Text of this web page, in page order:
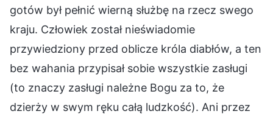
gotów był pełnić wierną służbę na rzecz swego
kraju. Człowiek został nieświadomie
przywiedziony przed oblicze króla diabłów, a ten
bez wahania przypisał sobie wszystkie zasługi
(to znaczy zasługi należne Bogu za to, że
dzierży w swym ręku całą ludzkość). Ani przez